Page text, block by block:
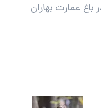
عمارت بهاران